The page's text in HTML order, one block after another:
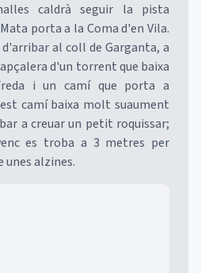
caldrà seguir la pista
porta a la Coma d'en Vila.
al coll de Garganta, a
d'un torrent que baixa
i un camí que porta a
camí baixa molt suaument
a creuar un petit roquissar;
es troba a 3 metres per
alzines.